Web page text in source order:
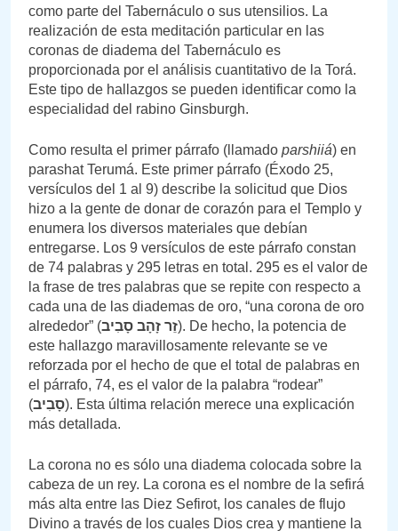
como parte del Tabernáculo o sus utensilios. La
realización de esta meditación particular en las
coronas de diadema del Tabernáculo es
proporcionada por el análisis cuantitativo de la Torá.
Este tipo de hallazgos se pueden identificar como la
especialidad del rabino Ginsburgh.
Como resulta el primer párrafo (llamado parshiiá) en
parashat Terumá. Este primer párrafo (Éxodo 25,
versículos del 1 al 9) describe la solicitud que Dios
hizo a la gente de donar de corazón para el Templo y
enumera los diversos materiales que debían
entregarse. Los 9 versículos de este párrafo constan
de 74 palabras y 295 letras en total. 295 es el valor de
la frase de tres palabras que se repite con respecto a
cada una de las diademas de oro, “una corona de oro
alrededor” (זֵר זָהָב סָבִיב). De hecho, la potencia de
este hallazgo maravillosamente relevante se ve
reforzada por el hecho de que el total de palabras en
el párrafo, 74, es el valor de la palabra “rodear”
(סָבִיב). Esta última relación merece una explicación
más detallada.
La corona no es sólo una diadema colocada sobre la
cabeza de un rey. La corona es el nombre de la sefirá
más alta entre las Diez Sefirot, los canales de flujo
Divino a través de los cuales Dios crea y mantiene la